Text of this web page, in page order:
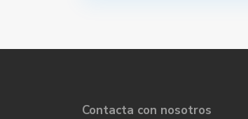
Contacta con nosotros